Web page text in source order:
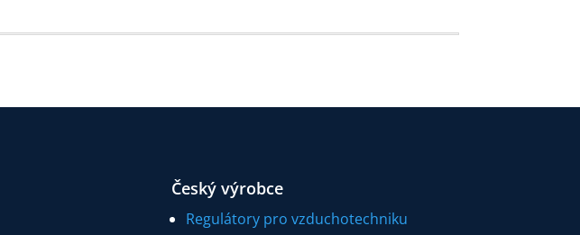
Český výrobce
Regulátory pro vzduchotechniku